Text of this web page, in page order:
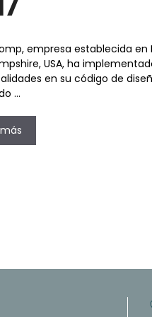
empresa establecida en
USA, ha
en su código de
…